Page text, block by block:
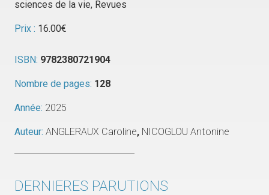
sciences de la vie, Revues
Prix : 16.00€
ISBN: 9782380721904
Nombre de pages: 128
Année: 2025
Auteur: ANGLERAUX Caroline, NICOGLOU Antonine
DERNIERES PARUTIONS